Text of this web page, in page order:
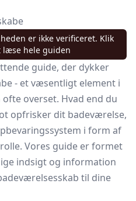
er ikke verificeret. Klik
læse hele guiden
guide, der dykker
- et væsentligt element i
overset. Hvad end du
opfrisker dit badeværelse,
i form af
Vores guide er formet
indsigt og information
til dine